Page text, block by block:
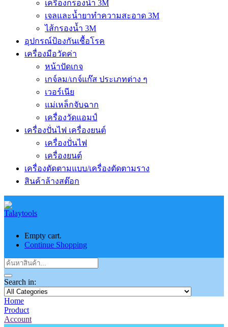
เครื่องกรองน้ำ 3M
เจลและน้ำยาทำความสะอาด 3M
ไส้กรองน้ำ 3M
อุปกรณ์ป้องกันเชื้อโรค
เครื่องมือวัดค่า
หน้าปัดเกจ
เกจ์ลม/เกจ์แก๊ส ประเภทต่าง ๆ
เวอร์เนีย
แม่เหล็กจับฉาก
เครื่องวัดแอมป์
เครื่องปั่นไฟ เครื่องยนต์
เครื่องปั่นไฟ
เครื่องยนต์
เครื่องตัดตามแบบ/เครื่องตัดตามราง
สินค้าล้างสต๊อก
Empty cart.
Continue Shopping
Search in:
Home
Product
Account